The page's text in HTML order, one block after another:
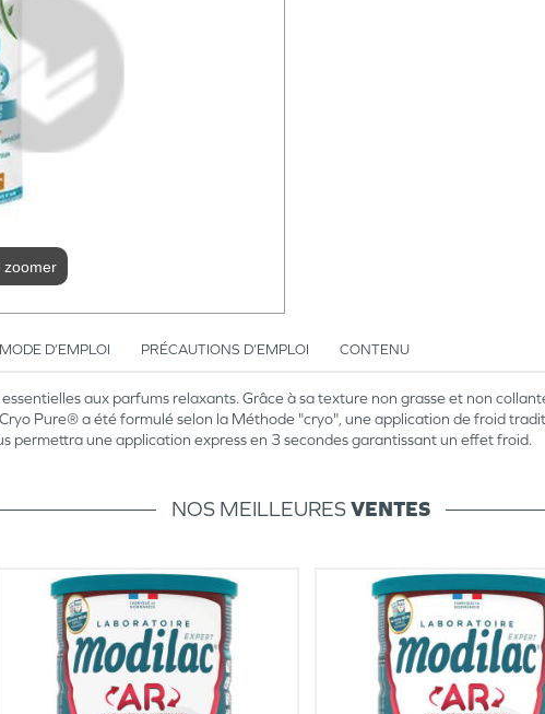
zoomer
MODE D’EMPLOI PRÉCAUTIONS D’EMPLOI CONTENU
aux parfums relaxants. Grâce à sa texture non grasse et non
Pure® a été formulé selon la Méthode "cryo", une application de froid
permettra une application express en 3 secondes garantissant un effet froid.
NOS MEILLEURESVENTES